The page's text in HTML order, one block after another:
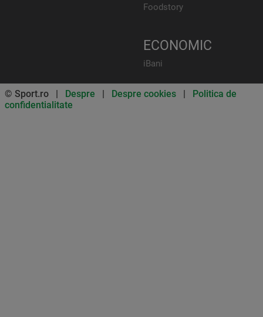
Foodstory
ECONOMIC
iBani
© Sport.ro | Despre | Despre cookies | Politica de
confidentialitate